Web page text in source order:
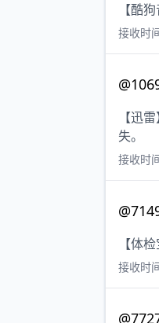
【酷
接收时
【迅
失。
接收时
【体
接收时